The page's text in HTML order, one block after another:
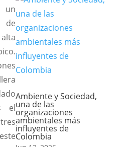
de
el
Ambiente y Sociedad,
una de las
organizaciones
ambientales más
influyentes de
Colombia